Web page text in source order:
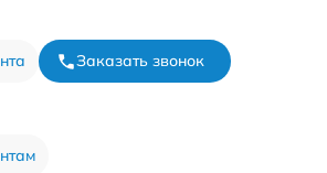
Заказать звонок